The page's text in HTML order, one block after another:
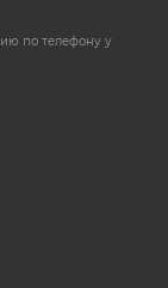
по телефону у